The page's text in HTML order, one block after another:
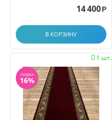
14 400 Р
В КОРЗИНУ
1 шт.

СКИДКА
16%